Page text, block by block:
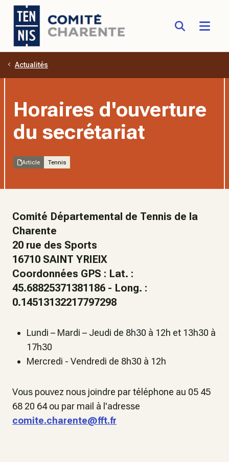
Aller au contenu principal
Actualités
Horaires d'ouverture
du secrétariat
Article Tennis
Comité Départemental de Tennis de la
Charente
20 rue des Sports
16710 SAINT YRIEIX
Coordonnées GPS : Lat. :
45.68825371381186 - Long. :
0.14513132217797298
Lundi – Mardi – Jeudi de 8h30 à 12h et 13h30 à
17h30
Mercredi - Vendredi de 8h30 à 12h
Vous pouvez nous joindre par téléphone au 05 45
68 20 64 ou par mail à l'adresse
comite.charente@fft.fr